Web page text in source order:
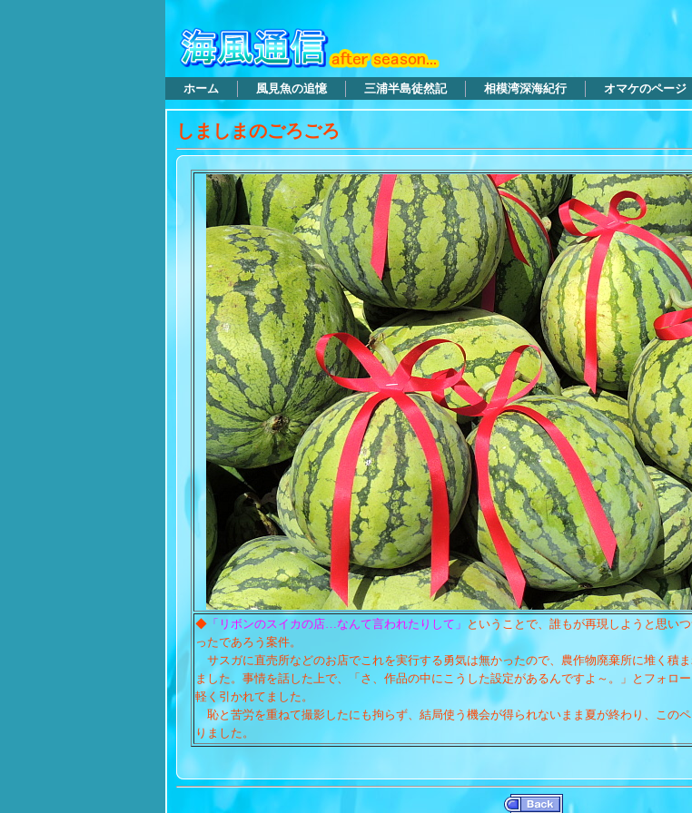
ホーム 風見魚の追憶 三浦半島徒然記 相模湾深海紀行 オマケのページ
しましまのごろごろ
◆ 「リボンのスイカの店…なんて言われたりして」 ということで、誰もが再現しようと思い
ったであろう案件。
サスガに直売所などのお店でこれを実行する勇気は無かったので、農作物廃棄所に堆く積
ました。事情を話した上で、「さ、作品の中にこうした設定があるんですよ～。」とフォロ
軽く引かれてました。
恥と苦労を重ねて撮影したにも拘らず、結局使う機会が得られないまま夏が終わり、この
りました。